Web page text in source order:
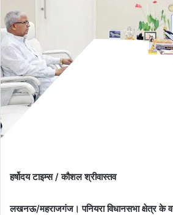
हर्षोदय टाइम्स / कौशल श्रीवास्तव
लखनऊ/महराजगंज। पनियरा विधानसभा क्षेत्र के